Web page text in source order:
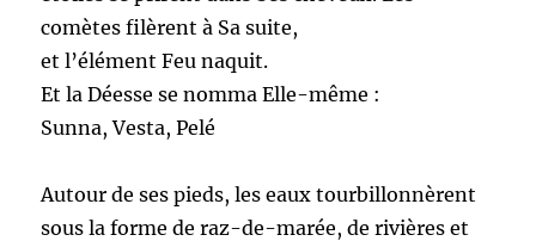
comètes filèrent à Sa suite,
et l’élément Feu naquit.
Et la Déesse se nomma Elle-même :
Sunna, Vesta, Pelé
Autour de ses pieds, les eaux tourbillonnèrent
sous la forme de raz-de-marée, de rivières et